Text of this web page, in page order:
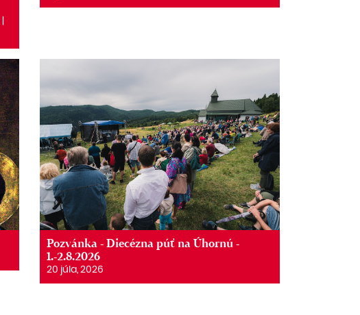
Pozvánka - Diecézna púť na Úhornú -
1.-2.8.2026
20 júla, 2026